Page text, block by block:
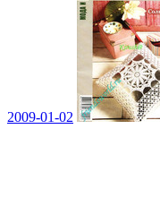
2009-01-02